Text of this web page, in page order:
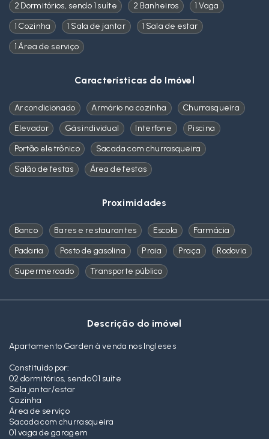
2 Dormitórios, sendo 1 suíte 2 Banheiros
1 Vaga
1 Cozinha
1 Sala de jantar
1 Sala de estar
1 Área de serviço
Características do Imóvel
Ar condicionado Armário na cozinha
Churrasqueira
Elevador
Gás individual Interfone
Piscina
Portão eletrônico
Sacada com churrasqueira
Salão de festas
Área de festas
Proximidades
Banco Bares e restaurantes Escola
Farmácia
Padaria
Posto de gasolina Praia Praça
Rodovia
Supermercado
Transporte público
Descrição do imóvel
Apartamento Garden à venda nos Ingleses
Constituído por:
02 dormitórios, sendo 01 suíte
Sala jantar/estar
Cozinha
Área de serviço
Sacada com churrasqueira
01 vaga de garagem